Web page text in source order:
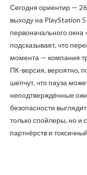
Сегодня ориентир —
выходу на PlayStation
первоначального окна
подсказывает, что
момента — компания
ПК-версия, вероятно,
шепчут, что пауза
неподтверждённые
безопасности
только спойлеры, но и
партнёрств и